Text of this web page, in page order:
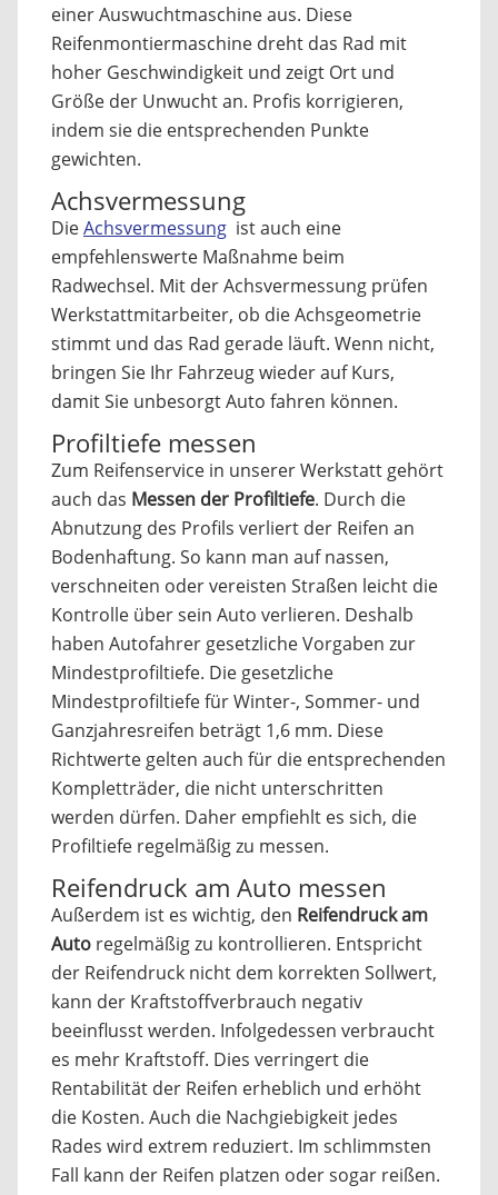
einer Auswuchtmaschine aus. Diese
Reifenmontiermaschine dreht das Rad mit
hoher Geschwindigkeit und zeigt Ort und
Größe der Unwucht an. Profis korrigieren,
indem sie die entsprechenden Punkte
gewichten.
Achsvermessung
DieAchsvermessung ist auch eine
empfehlenswerte Maßnahme beim
Radwechsel. Mit der Achsvermessung prüfen
Werkstattmitarbeiter, ob die Achsgeometrie
stimmt und das Rad gerade läuft. Wenn nicht,
bringen Sie Ihr Fahrzeug wieder auf Kurs,
damit Sie unbesorgt Auto fahren können.
Profiltiefe messen
Zum Reifenservice in unserer Werkstatt gehört
auch das Messen der Profiltiefe. Durch die
Abnutzung des Profils verliert der Reifen an
Bodenhaftung. So kann man auf nassen,
verschneiten oder vereisten Straßen leicht die
Kontrolle über sein Auto verlieren. Deshalb
haben Autofahrer gesetzliche Vorgaben zur
Mindestprofiltiefe. Die gesetzliche
Mindestprofiltiefe für Winter-, Sommer- und
Ganzjahresreifen beträgt 1,6 mm. Diese
Richtwerte gelten auch für die entsprechenden
Kompletträder, die nicht unterschritten
werden dürfen. Daher empfiehlt es sich, die
Profiltiefe regelmäßig zu messen.
Reifendruck am Auto messen
Außerdem ist es wichtig, den Reifendruck am
Auto regelmäßig zu kontrollieren. Entspricht
der Reifendruck nicht dem korrekten Sollwert,
kann der Kraftstoffverbrauch negativ
beeinflusst werden. Infolgedessen verbraucht
es mehr Kraftstoff. Dies verringert die
Rentabilität der Reifen erheblich und erhöht
die Kosten. Auch die Nachgiebigkeit jedes
Rades wird extrem reduziert. Im schlimmsten
Fall kann der Reifen platzen oder sogar reißen.